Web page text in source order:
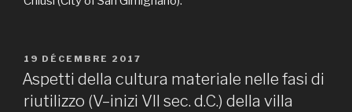
PUBLIÉ
LE
19 DÉCEMBRE 2017
Aspetti della cultura materiale nelle fasi di
riutilizzo (V–inizi VII sec. d.C.) della villa